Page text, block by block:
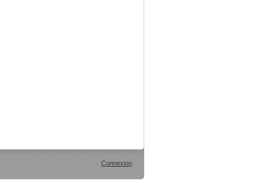
Connexion